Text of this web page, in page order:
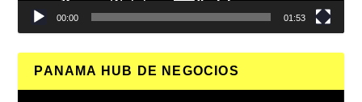
00:00 01:53
PANAMA HUB DE NEGOCIOS